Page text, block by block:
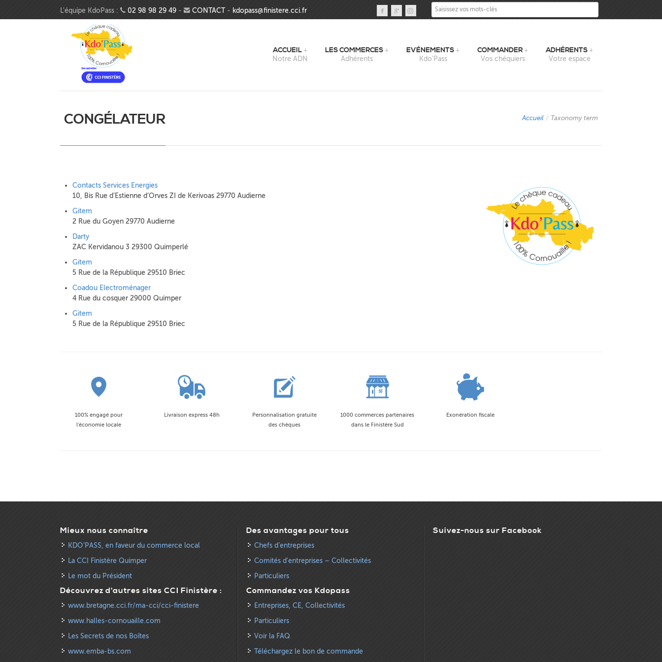
Aller au contenu principal
L'équipe KdoPass : 02 98 98 29 49 - CONTACT - kdopass@finistere.cci.fr Saisissez vos mots-clés
ACCUEIL
Notre ADN
LES COMMERCES
Adhérents
EVÉNEMENTS
Kdo'Pass
COMMANDER
Vos chéquiers
ADHÉRENTS
Votre espace
CONGÉLATEUR Accueil / Taxonomy term
Contacts Services Energies
10, Bis Rue d’Estienne d’Orves ZI de Kerivoas 29770 Audierne
Gitem
2 Rue du Goyen 29770 Audierne
Darty
ZAC Kervidanou 3 29300 Quimperlé
Gitem
5 Rue de la République 29510 Briec
Coadou Electroménager
4 Rue du cosquer 29000 Quimper
Gitem
5 Rue de la République 29510 Briec
100% engagé pour
l'économie locale
Livraison express 48h
Personnalisation gratuite
des chèques
1000 commerces partenaires
dans le Finistère Sud
Exonération fiscale
Mieux nous connaître
KDO’PASS, en faveur du commerce local
La CCI Finistère Quimper
Le mot du Président
Découvrez d'autres sites CCI Finistère :
www.bretagne.cci.fr/ma-cci/cci-finistere
www.halles-cornouaille.com
Les Secrets de nos Boîtes
www.emba-bs.com
Des avantages pour tous
Chefs d’entreprises
Comités d’entreprises – Collectivités
Particuliers
Commandez vos Kdopass
Entreprises, CE, Collectivités
Particuliers
Voir la FAQ
Téléchargez le bon de commande
Suivez-nous sur Facebook